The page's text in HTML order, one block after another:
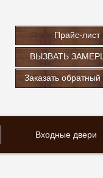
Прайс-лист
ВЫЗВАТЬ
Заказать обратный
Входные двери